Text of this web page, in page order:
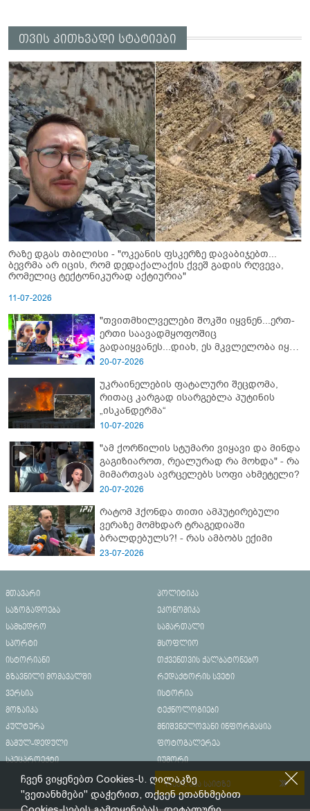
თვის კითხვადი სტატიები
რაზე დგას თბილისი - "ოკეანის ფსკერზე დავაბიჯებთ...
ბევრმა არ იცის, რომ დედაქალაქის ქვეშ გადის რღვევა,
რომელიც ტექტონიკურად აქტიურია"
11-07-2026
"თვითმხილველები შოკში იყვნენ...ერთ-
ერთი საავადმყოფოშიც
გადაიყვანეს...დიახ, ეს მკვლელობა იყო"
- გორში დატრიალებული ტრაგედიის
20-07-2026
უკრაინელების ფატალური შეცდომა,
რითაც კარგად ისარგებლა პუტინის
„ისკანდერმა“
10-07-2026
"ამ ქორწილის სტუმარი ვიყავი და მინდა
გაგიზიაროთ, რეალურად რა მოხდა" - რა
მიმართვას ავრცელებს სოფი ახმეტელი?
20-07-2026
რატომ ჰქონდა თითი ამპუტირებული
ვერაზე მომხდარ ტრაგედიაში
ბრალდებულს?! - რას ამბობს ექიმი
23-07-2026
მთავარი
პოლიტიკა
საზოგადოება
ეკონომიკა
სამხედრო
სამართალი
სპორტი
მსოფლიო
ისტორიანი
თქვენთვის ქალბატონებო
გზავნილი მომავალში
რედაქტორის სვეტი
ვერსია
ისტორია
მოზაიკა
ტექნოლოგიები
კულტურა
მნიშვნელოვანი ინფორმაცია
მამულ-დედული
ფოტოგალერეა
სპეცპროექტი
იუმორი
რეკლამა საიტზე
ჩვენ ვიყენებთ Cookies-ს. ღილაკზე
"ვეთანხმები" დაჭერით, თქვენ ეთანხმებით